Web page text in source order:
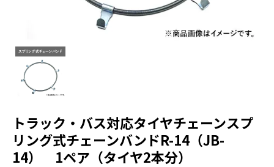
トラック・バス対応タイヤチェーンスプ
リング式チェーンバンドR-14（JB-
14） 1ペア（タイヤ2本分）